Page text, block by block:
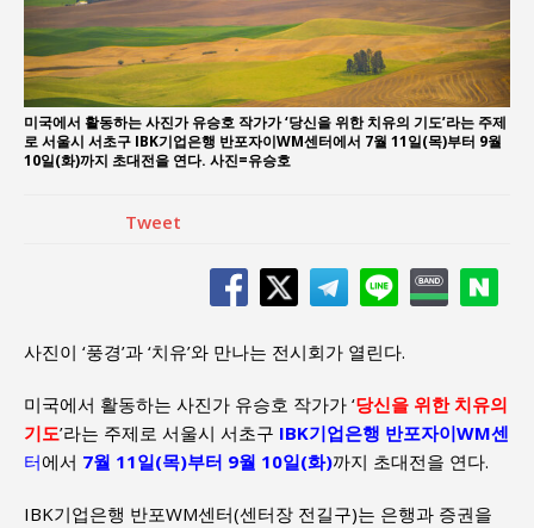
강산건설 박재윤 강제추행 사건, 무엇이 문제인가?
미국에서 활동하는 사진가 유승호 작가가 ‘당신을 위한 치유의 기도’라는 주제
로 서울시 서초구 IBK기업은행 반포자이WM센터에서 7월 11일(목)부터 9월
10일(화)까지 초대전을 연다. 사진=유승호
Tweet
사진이 ‘풍경’과 ‘치유’와 만나는 전시회가 열린다.
미국에서 활동하는 사진가 유승호 작가가 ‘당신을 위한 치유의
기도’라는 주제로 서울시 서초구 IBK기업은행 반포자이WM센
터에서 7월 11일(목)부터 9월 10일(화)까지 초대전을 연다.
IBK기업은행 반포WM센터(센터장 전길구)는 은행과 증권을